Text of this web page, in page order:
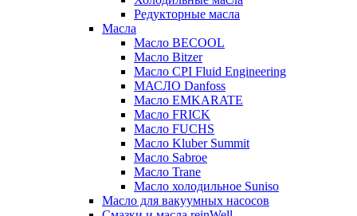
Редукторные масла
Масла
Масло BECOOL
Масло Bitzer
Масло CPI Fluid Engineering
МАСЛО Danfoss
Масло EMKARATE
Масло FRICK
Масло FUCHS
Масло Kluber Summit
Масло Sabroe
Масло Trane
Масло холодильное Suniso
Масло для вакуумных насосов